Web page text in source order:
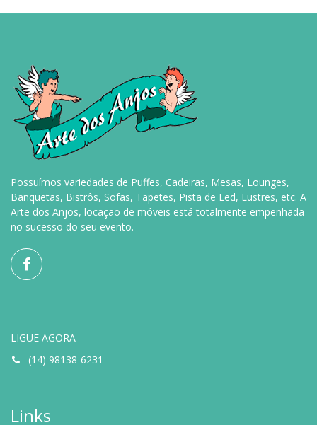
Possuímos variedades de Puffes, Cadeiras, Mesas, Lounges,
Banquetas, Bistrôs, Sofas, Tapetes, Pista de Led, Lustres, etc. A
Arte dos Anjos, locação de móveis está totalmente empenhada
no sucesso do seu evento.
LIGUE AGORA
(14) 98138-6231
Links